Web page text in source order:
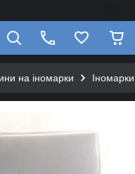
на іномарки